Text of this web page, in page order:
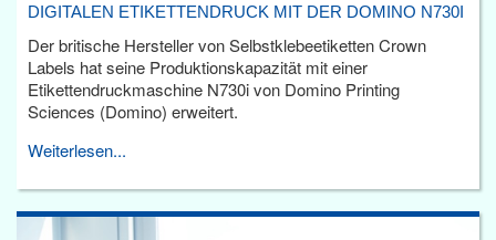
DIGITALEN ETIKETTENDRUCK MIT DER DOMINO N730I
Der britische Hersteller von Selbstklebeetiketten Crown
Labels hat seine Produktionskapazität mit einer
Etikettendruckmaschine N730i von Domino Printing
Sciences (Domino) erweitert.
Weiterlesen...